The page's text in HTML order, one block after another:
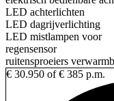
LED achterlichten
LED dagrijverlichting
LED mistlampen voor
regensensor
ruitensproeiers
€ 30.950 of € 385 p.m.